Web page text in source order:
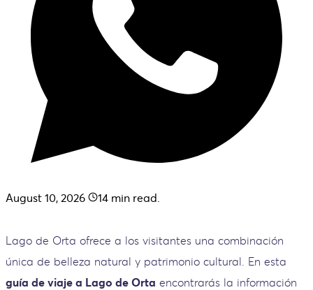
August 10, 2026 14 min read.
Lago de Orta ofrece a los visitantes una combinación
única de belleza natural y patrimonio cultural. En esta
guía de viaje a Lago de Orta encontrarás la información